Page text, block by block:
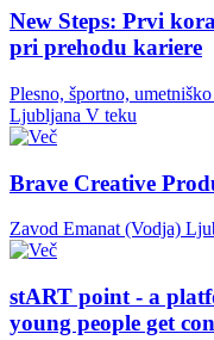
New Steps: Prvi
pri prehodu kariere
Plesno, športno,
Ljubljana V teku
Brave Creative
Zavod Emanat (Vodja)
stART point - a
young people get